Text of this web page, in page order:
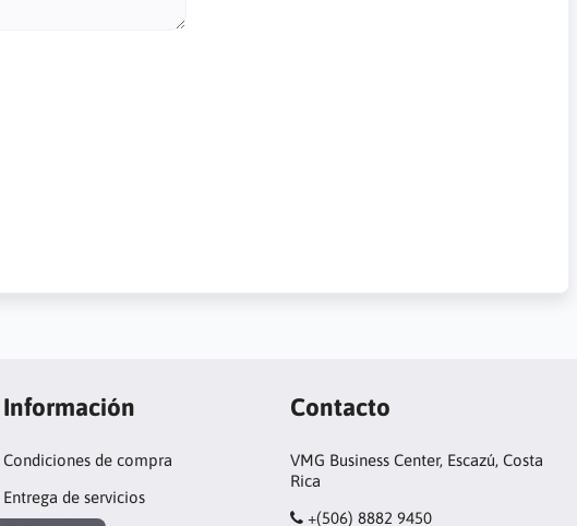
Información
Condiciones de compra
Entrega de servicios
Contacto
VMG Business Center, Escazú, Costa
Rica
+(506) 8882 9450